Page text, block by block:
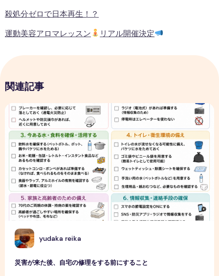
殺処分ゼロで日本再生！？
運動美容アロマレッスン
リアル開催決定
関連記事
Y yudaka reika
災害が来た後、自宅の修理をする前にすること
災害が来た後、自宅の修理をする前にすること